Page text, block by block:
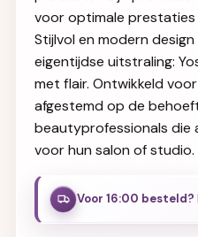
voor optimale prestaties
Stijlvol en modern
eigentijdse uitstraling:
met flair. Ontwikkeld
afgestemd op de
beautyprofessionals die
voor hun salon of studio.
Voor 16:00 besteld?